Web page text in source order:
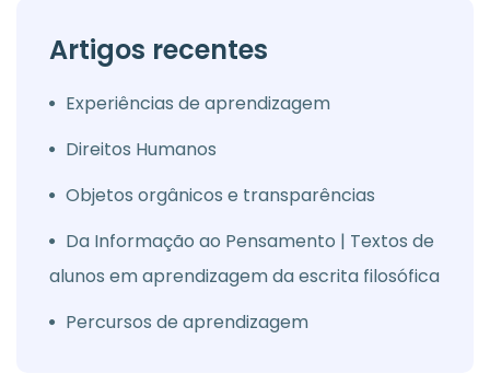
Artigos recentes
Experiências de aprendizagem
Direitos Humanos
Objetos orgânicos e transparências
Da Informação ao Pensamento | Textos de
alunos em aprendizagem da escrita filosófica
Percursos de aprendizagem